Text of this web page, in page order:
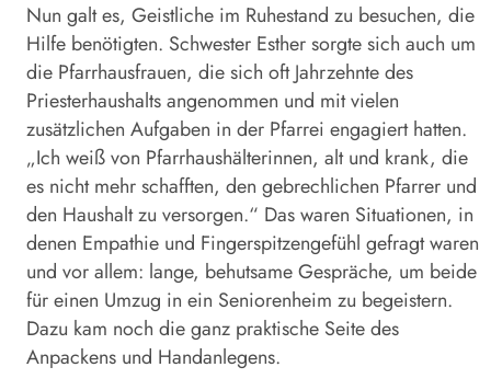
Nun galt es, Geistliche im Ruhestand zu besuchen, die
Hilfe benötigten. Schwester Esther sorgte sich auch um
die Pfarrhausfrauen, die sich oft Jahrzehnte des
Priesterhaushalts angenommen und mit vielen
zusätzlichen Aufgaben in der Pfarrei engagiert hatten.
„Ich weiß von Pfarrhaushälterinnen, alt und krank, die
es nicht mehr schafften, den gebrechlichen Pfarrer und
den Haushalt zu versorgen.“ Das waren Situationen, in
denen Empathie und Fingerspitzengefühl gefragt waren
und vor allem: lange, behutsame Gespräche, um beide
für einen Umzug in ein Seniorenheim zu begeistern.
Dazu kam noch die ganz praktische Seite des
Anpackens und Handanlegens.